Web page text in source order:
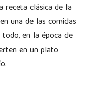
receta clásica de la
una de las comidas
en la época de
en un plato